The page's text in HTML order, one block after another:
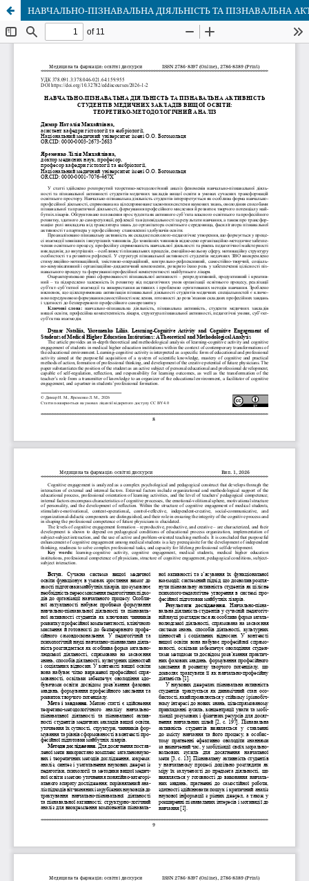
НАВЧАЛЬНО-ПІЗНАВАЛЬНА ДІЯЛЬНІСТЬ ТА ПІЗНАВАЛЬНА